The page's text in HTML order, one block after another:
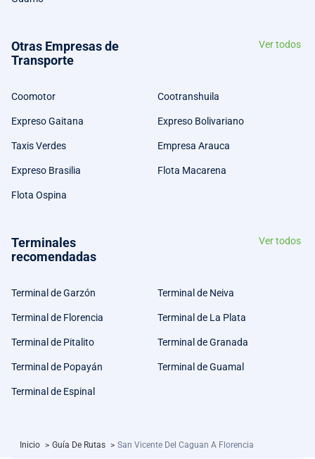
Otras Empresas de
Transporte
Ver todos
Coomotor Cootranshuila
Expreso Gaitana Expreso Bolivariano
Taxis Verdes Empresa Arauca
Expreso Brasilia Flota Macarena
Flota Ospina
Terminales
recomendadas
Ver todos
Terminal de Garzón Terminal de Neiva
Terminal de Florencia Terminal de La Plata
Terminal de Pitalito Terminal de Granada
Terminal de Popayán Terminal de Guamal
Terminal de Espinal
Inicio > Guía De Rutas > San Vicente Del Caguan A Florencia